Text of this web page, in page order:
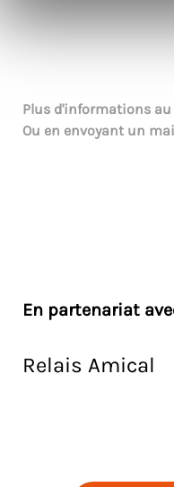
Plus d'informations au
Ou en envoyant un
En partenariat
Relais Amical